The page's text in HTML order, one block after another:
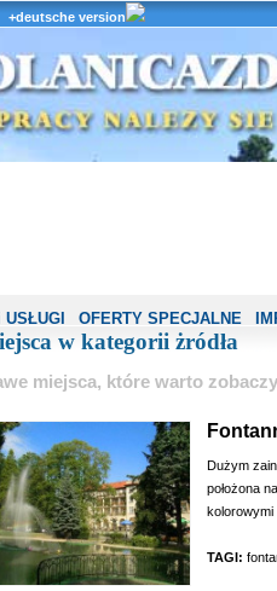
+deutsche version
OFERTY SPECJALNE
w kategorii żródła
miejsca, które warto
Dużym
położona
kolorowymi
TAGI: